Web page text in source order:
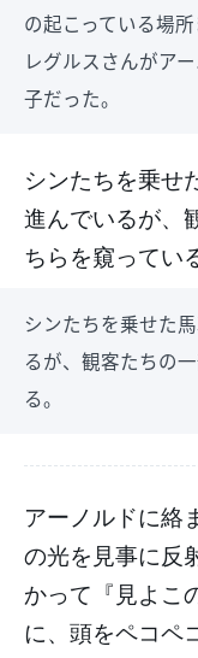
の起こっている場
レグルスさんがア
子だった。
シンたちを乗せ
進んでいるが、
ちらを窺ってい
シンたちを乗せた
るが、観客たちの
る。
アーノルドに絡
の光を見事に反
かって『見よこ
に、頭をペコペ